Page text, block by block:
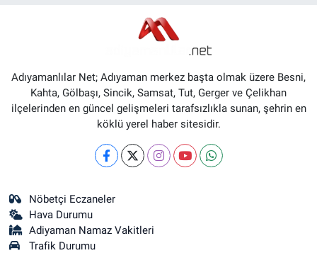
Adıyamanlılar Net; Adıyaman merkez başta olmak üzere Besni,
Kahta, Gölbaşı, Sincik, Samsat, Tut, Gerger ve Çelikhan
ilçelerinden en güncel gelişmeleri tarafsızlıkla sunan, şehrin en
köklü yerel haber sitesidir.
Nöbetçi Eczaneler
Hava Durumu
Adiyaman Namaz Vakitleri
Trafik Durumu